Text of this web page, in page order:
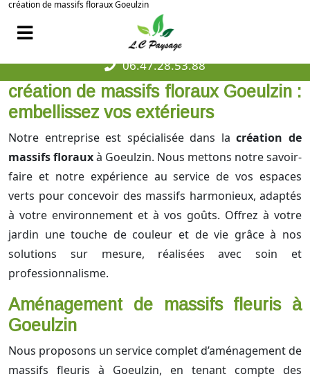
création de massifs floraux Goeulzin
06.47.28.53.88
création de massifs floraux Goeulzin :
embellissez vos extérieurs
Notre entreprise est spécialisée dans lacréation de
massifs florauxà Goeulzin. Nous mettons notre savoir-
faire et notre expérience au service de vos espaces
verts pour concevoir des massifs harmonieux, adaptés
à votre environnement et à vos goûts. Offrez à votre
jardin une touche de couleur et de vie grâce à nos
solutions sur mesure, réalisées avec soin et
professionnalisme.
Aménagement de massifs fleuris à
Goeulzin
Nous proposons un service complet d’aménagement de
massifs fleuris à Goeulzin, en tenant compte des